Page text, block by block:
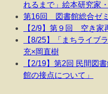
れるまで」絵本研究家
第16回 図書館総合ゼミ
【2/9】第９回 空き家
【8/25】「まちライブ
充×岡直樹
【2/19】第2回 民間図
館の接点について」